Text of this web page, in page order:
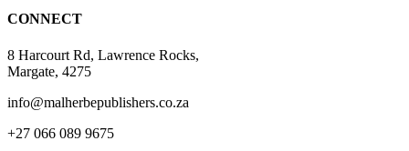
CONNECT
8 Harcourt Rd, Lawrence Rocks,
Margate, 4275
info@malherbepublishers.co.za
+27 066 089 9675